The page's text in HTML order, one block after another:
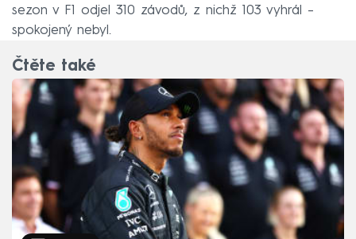
sezon v F1 odjel 310 závodů, z nichž 103 vyhrál –
spokojený nebyl.
Čtěte také